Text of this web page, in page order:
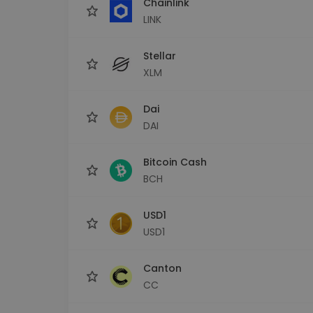
LINK
Stellar
XLM
Dai
DAI
Bitcoin Cash
BCH
USD1
USD1
Canton
CC